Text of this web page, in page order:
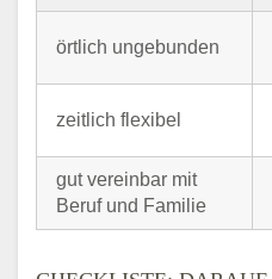
örtlich ungebunden
zeitlich flexibel
gut vereinbar mit
Beruf und Familie